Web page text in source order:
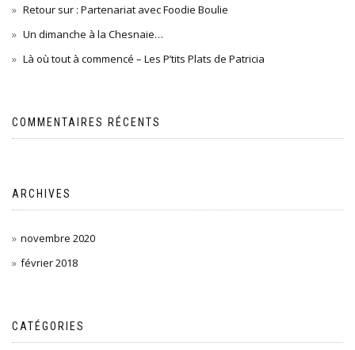
Retour sur : Partenariat avec Foodie Boulie
Un dimanche à la Chesnaie…
Là où tout à commencé – Les P’tits Plats de Patricia
COMMENTAIRES RÉCENTS
ARCHIVES
novembre 2020
février 2018
CATÉGORIES